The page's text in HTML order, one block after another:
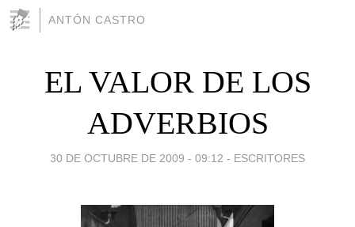
ANTÓN CASTRO
EL VALOR DE LOS
ADVERBIOS
30 DE OCTUBRE DE 2009 - 09:12 - ESCRITORES